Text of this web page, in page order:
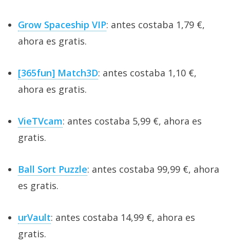
Grow Spaceship VIP: antes costaba 1,79 €,
ahora es gratis.
[365fun] Match3D: antes costaba 1,10 €,
ahora es gratis.
VieTVcam: antes costaba 5,99 €, ahora es
gratis.
Ball Sort Puzzle: antes costaba 99,99 €, ahora
es gratis.
urVault: antes costaba 14,99 €, ahora es
gratis.